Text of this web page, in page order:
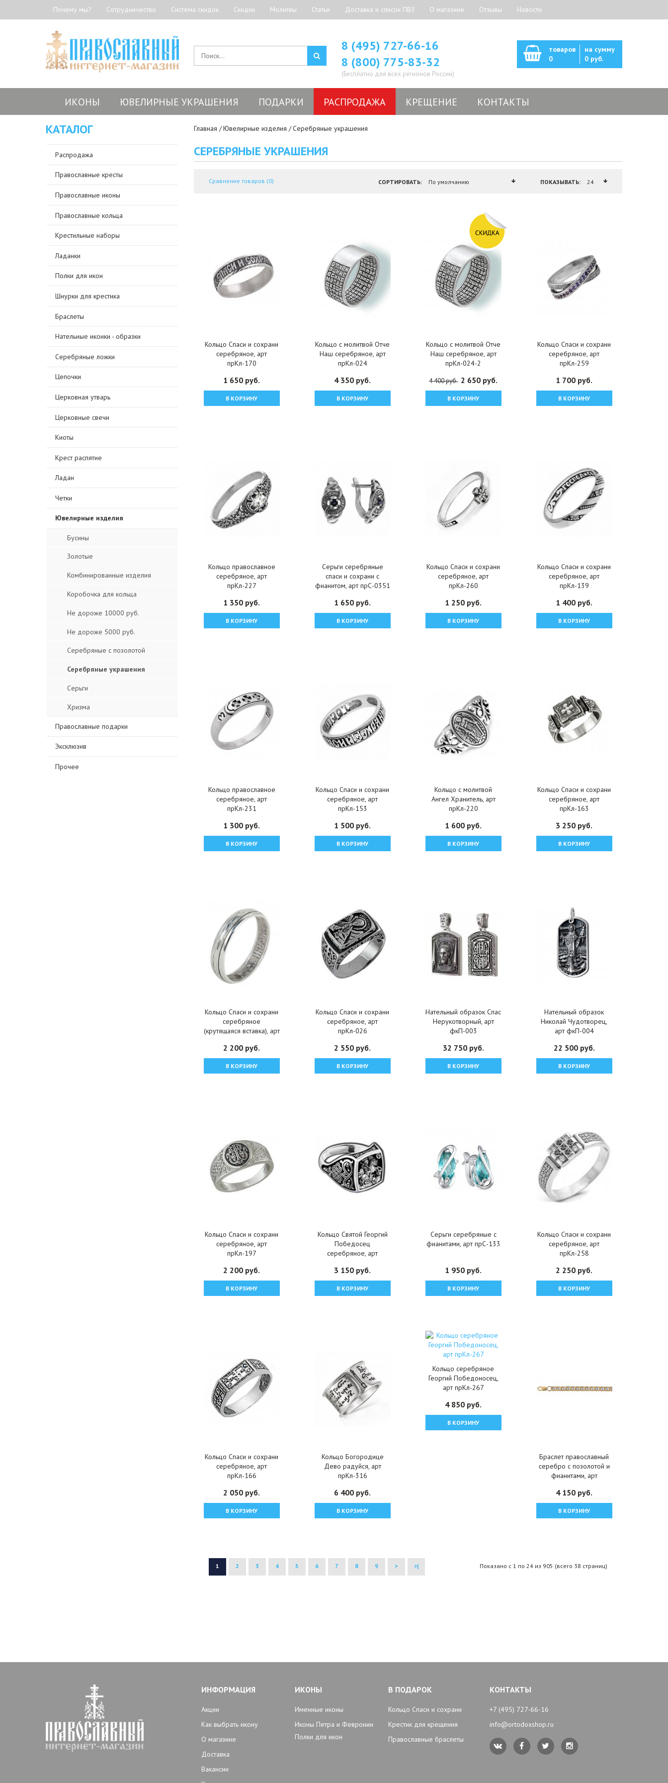
Почему мы? Сотрудничество Система скидок Скидки Молитвы Статьи Доставка и список ПВЗ О магазине Отзывы Новости
8 (495) 727-66-16
8 (800) 775-83-32
(Бесплатно для всех регионов России)
товаров
0
на сумму
0 руб.
ИКОНЫ ЮВЕЛИРНЫЕ УКРАШЕНИЯ ПОДАРКИ РАСПРОДАЖА КРЕЩЕНИЕ КОНТАКТЫ
КАТАЛОГ
Распродажа
Православные кресты
Православные иконы
Православные кольца
Крестильные наборы
Ладанки
Полки для икон
Шнурки для крестика
Браслеты
Нательные иконки - образки
Серебряные ложки
Цепочки
Церковная утварь
Церковные свечи
Киоты
Крест распятие
Ладан
Четки
Ювелирные изделия
Бусины
Золотые
Комбинированные изделия
Коробочка для кольца
Не дороже 10000 руб.
Не дороже 5000 руб.
Серебряные с позолотой
Серебряные украшения
Серьги
Хризма
Православные подарки
Эксклюзив
Прочее
Главная Ювелирные изделия Серебряные украшения
СЕРЕБРЯНЫЕ УКРАШЕНИЯ
Сравнение товаров (0) СОРТИРОВАТЬ: ПОКАЗЫВАТЬ:
Кольцо Спаси и сохрани
серебряное, арт
прКл-170
1 650 руб.
В КОРЗИНУ
Кольцо с молитвой Отче
Наш серебряное, арт
прКл-024
4 350 руб.
В КОРЗИНУ
Кольцо с молитвой Отче
Наш серебряное, арт
прКл-024-2
4 400 руб. 2 650 руб.
В КОРЗИНУ
Кольцо Спаси и сохрани
серебряное, арт
прКл-259
1 700 руб.
В КОРЗИНУ
Кольцо православное
серебряное, арт
прКл-227
1 350 руб.
В КОРЗИНУ
Серьги серебряные
спаси и сохрани с
фианитом, арт прС-0351
1 650 руб.
В КОРЗИНУ
Кольцо Спаси и сохрани
серебряное, арт
прКл-260
1 250 руб.
В КОРЗИНУ
Кольцо Спаси и сохрани
серебряное, арт
прКл-139
1 400 руб.
В КОРЗИНУ
Кольцо православное
серебряное, арт
прКл-231
1 300 руб.
В КОРЗИНУ
Кольцо Спаси и сохрани
серебряное, арт
прКл-153
1 500 руб.
В КОРЗИНУ
Кольцо с молитвой
Ангел Хранитель, арт
прКл-220
1 600 руб.
В КОРЗИНУ
Кольцо Спаси и сохрани
серебряное, арт
прКл-163
3 250 руб.
В КОРЗИНУ
Кольцо Спаси и сохрани
серебряное
(крутящаяся вставка), арт
2 200 руб.
В КОРЗИНУ
Кольцо Спаси и сохрани
серебряное, арт
прКл-026
2 550 руб.
В КОРЗИНУ
Нательный образок Спас
Нерукотворный, арт
фкП-003
32 750 руб.
В КОРЗИНУ
Нательный образок
Николай Чудотворец,
арт фкП-004
22 500 руб.
В КОРЗИНУ
Кольцо Спаси и сохрани
серебряное, арт
прКл-197
2 200 руб.
В КОРЗИНУ
Кольцо Святой Георгий
Победосец
серебряное, арт
3 150 руб.
В КОРЗИНУ
Серьги серебряные с
фианитами, арт прС-133
1 950 руб.
В КОРЗИНУ
Кольцо Спаси и сохрани
серебряное, арт
прКл-258
2 250 руб.
В КОРЗИНУ
Кольцо Спаси и сохрани
серебряное, арт
прКл-166
2 050 руб.
В КОРЗИНУ
Кольцо Богородице
Дево радуйся, арт
прКл-316
6 400 руб.
В КОРЗИНУ
Кольцо серебряное
Георгий Победоносец,
арт прКл-267
4 850 руб.
В КОРЗИНУ
Браслет православный
серебро с позолотой и
фианитами, арт
4 150 руб.
В КОРЗИНУ
1 2 3 4 5 6 7 8 9 > >| Показано с 1 по 24 из 905 (всего 38 страниц)
ИНФОРМАЦИЯ
Акции
Как выбрать икону
О магазине
Доставка
Вакансии
ИКОНЫ
Именные иконы
Иконы Петра и Февронии
Полки для икон
В ПОДАРОК
Кольцо Спаси и сохрани
Крестик для крещения
Православные браслеты
КОНТАКТЫ
+7 (495) 727-66-16
info@ortodoxshop.ru